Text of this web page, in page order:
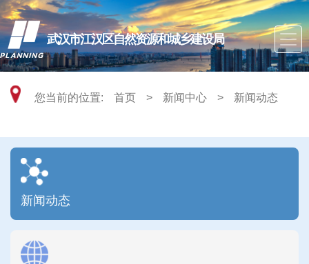
武汉市江汉区自然资源和城乡建设局
您当前的位置: 首页 > 新闻中心 > 新闻动态
新闻动态